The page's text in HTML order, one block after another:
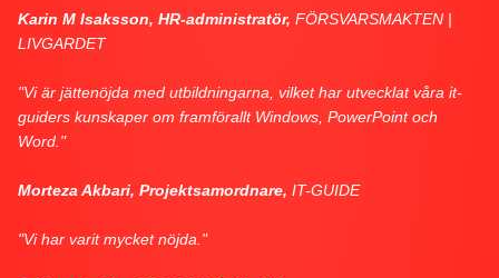
Karin M Isaksson, HR-administratör, FÖRSVARSMAKTEN |
LIVGARDET
"Vi är jättenöjda med utbildningarna, vilket har utvecklat våra it-
guiders kunskaper om framförallt Windows, PowerPoint och
Word."
Morteza Akbari, Projektsamordnare, IT-GUIDE
"Vi har varit mycket nöjda."